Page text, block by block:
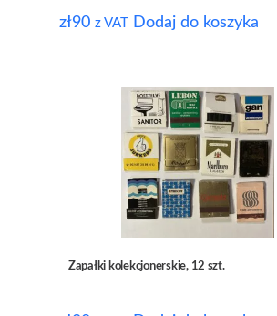
zł90 z VAT Dodaj do koszyka
Zapałki kolekcjonerskie, 12 szt.